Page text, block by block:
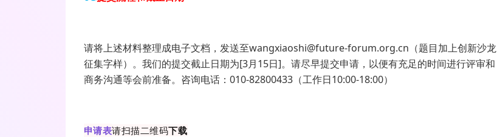
请将上述材料整理成电子文档，发送至wangxiaoshi@future-forum.org.cn（题目加上创新沙龙
征集字样）。我们的提交截止日期为[3月15日]。请尽早提交申请，以便有充足的时间进行评审和
商务沟通等会前准备。咨询电话：010-82800433（工作日10:00-18:00）
申请表请扫描二维码下载